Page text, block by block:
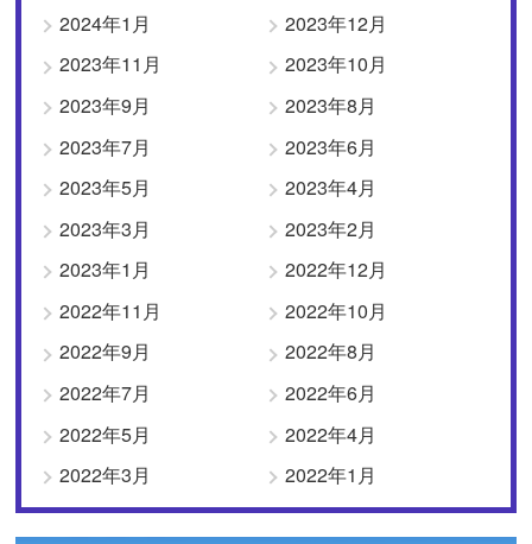
2024年1月
2023年12月
2023年11月
2023年10月
2023年9月
2023年8月
2023年7月
2023年6月
2023年5月
2023年4月
2023年3月
2023年2月
2023年1月
2022年12月
2022年11月
2022年10月
2022年9月
2022年8月
2022年7月
2022年6月
2022年5月
2022年4月
2022年3月
2022年1月